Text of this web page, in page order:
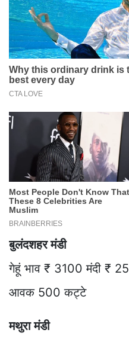
बुलंदशहर मंडी
गेहूं भाव ₹ 3100 मंदी ₹ 25
आवक 500 कट्टे
मथुरा मंडी